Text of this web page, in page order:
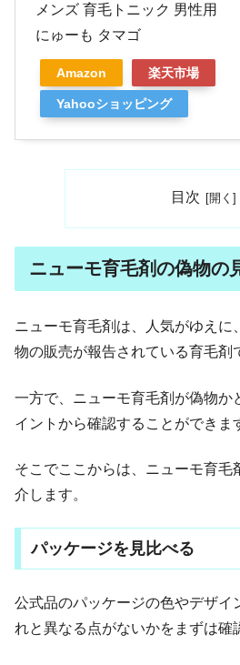
メンズ 育毛トニック 男性用
にゅーも タマゴ
Amazon 楽天市場
Yahooショッピング
目次
ニューモ育毛剤の偽物の
ニューモ育毛剤は、人気がゆえに
物の販売が報告されている育毛剤
一方で、ニューモ育毛剤が偽物か
イントから確認することができま
そこでここからは、ニューモ育毛
介します。
パッケージを見比べる
公式品のパッケージの色やデザイ
れと異なる点がないかをまずは確